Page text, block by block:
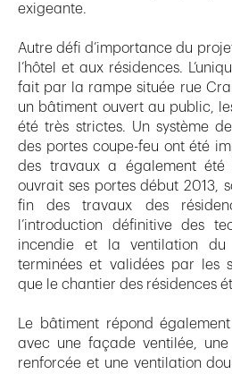
exigeante.
Autre défi d’importance du
l’hôtel et aux résidences.
fait par la rampe située rue
un bâtiment ouvert au public,
été très strictes. Un système
des portes coupe-feu ont été
des travaux a également été
ouvrait ses portes début 2013,
fin des travaux des
l’introduction définitive des
incendie et la ventilation
terminées et validées par les
que le chantier des résidences
Le bâtiment répond
avec une façade ventilée,
renforcée et une ventilation